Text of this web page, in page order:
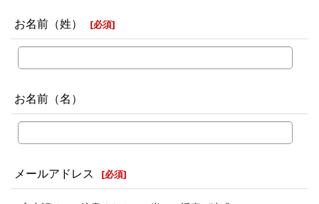
お名前（姓） [必須]
お名前（名）
メールアドレス [必須]